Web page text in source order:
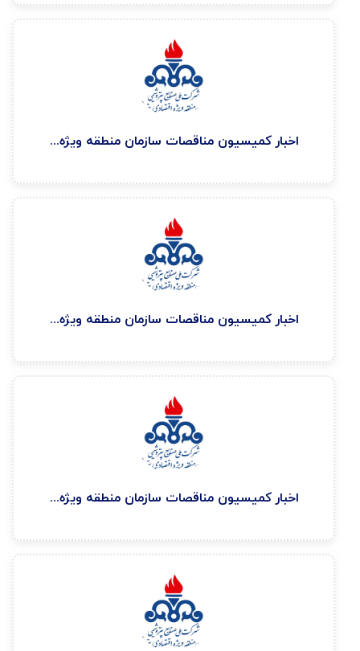
اخبار كميسيون مناقصات سازمان منطقه ويژه اقتصادی پتروشيمی ۱۴۰۴/۱۲/۲۳
اخبار كميسيون مناقصات سازمان منطقه ويژه اقتصادی پتروشيمی ۱۴۰۴/۱۲/۲۴
اخبار كميسيون مناقصات سازمان منطقه ويژه اقتصادی پتروشيمی ۱۴۰۴/۱۲/۴